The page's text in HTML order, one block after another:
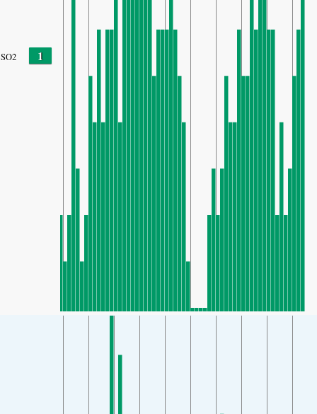
SO2 1